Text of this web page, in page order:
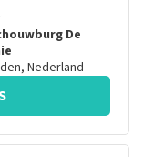
De
, Nederland